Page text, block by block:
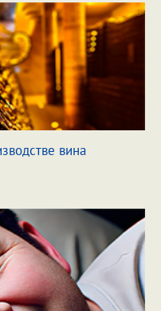
вина